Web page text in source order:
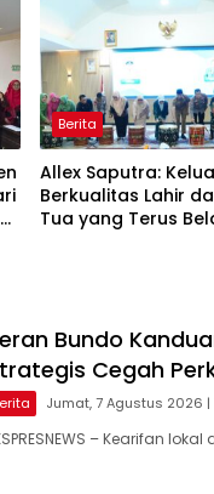
Berita
Allex Saputra:
Berkualitas Lahir
Tua yang Terus
Bundo
Cegah
Jumat, 7 Agustus 2026 |
– Kearifan